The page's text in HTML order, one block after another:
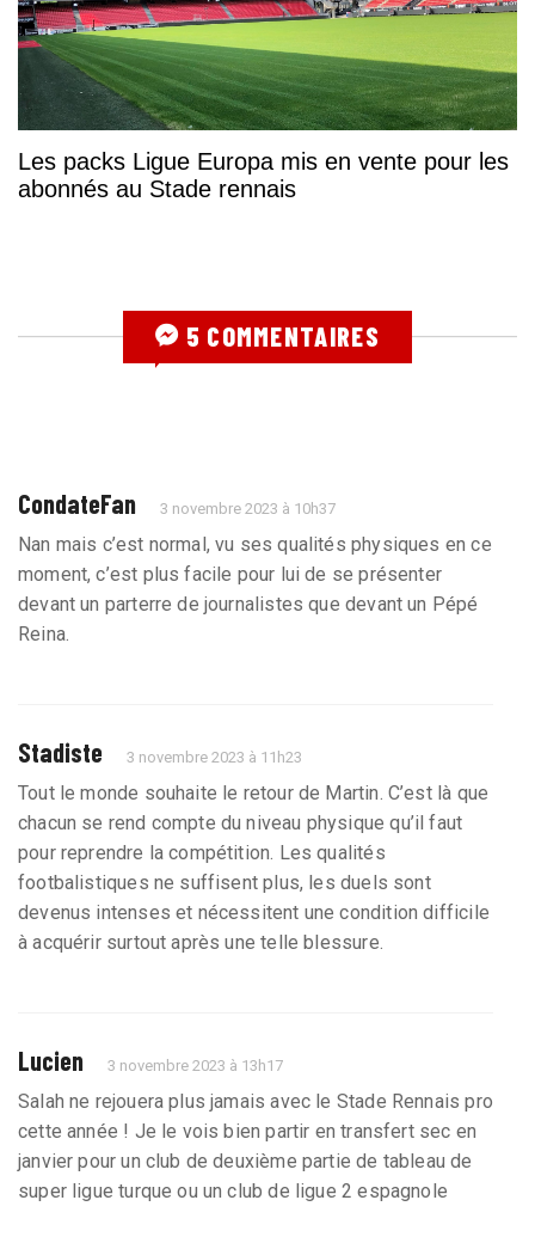
Les packs Ligue Europa mis en vente pour les
abonnés au Stade rennais
5 COMMENTAIRES
CondateFan 3 novembre 2023 à 10h37
Nan mais c’est normal, vu ses qualités physiques en ce
moment, c’est plus facile pour lui de se présenter
devant un parterre de journalistes que devant un Pépé
Reina.
Stadiste 3 novembre 2023 à 11h23
Tout le monde souhaite le retour de Martin. C’est là que
chacun se rend compte du niveau physique qu’il faut
pour reprendre la compétition. Les qualités
footbalistiques ne suffisent plus, les duels sont
devenus intenses et nécessitent une condition difficile
à acquérir surtout après une telle blessure.
Lucien 3 novembre 2023 à 13h17
Salah ne rejouera plus jamais avec le Stade Rennais pro
cette année ! Je le vois bien partir en transfert sec en
janvier pour un club de deuxième partie de tableau de
super ligue turque ou un club de ligue 2 espagnole